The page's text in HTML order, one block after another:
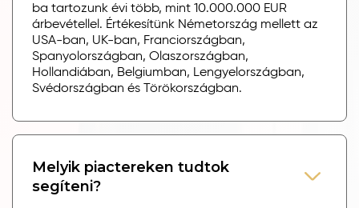
ba tartozunk évi több, mint 10.000.000 EUR
árbevétellel. Értékesítünk Németország mellett az
USA-ban, UK-ban, Franciországban,
Spanyolországban, Olaszországban,
Hollandiában, Belgiumban, Lengyelországban,
Svédországban és Törökországban.
Melyik piactereken tudtok
segíteni?